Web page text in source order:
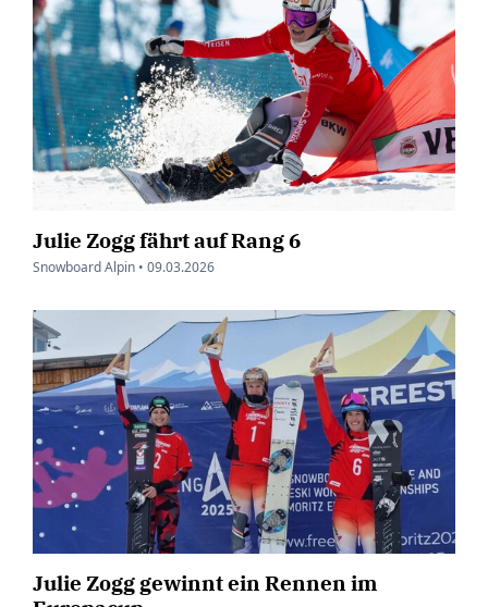
Julie Zogg fährt auf Rang 6
Snowboard Alpin • 09.03.2026
Julie Zogg gewinnt ein Rennen im